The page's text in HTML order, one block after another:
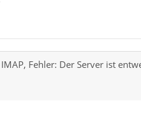
Fehler: Der Server ist